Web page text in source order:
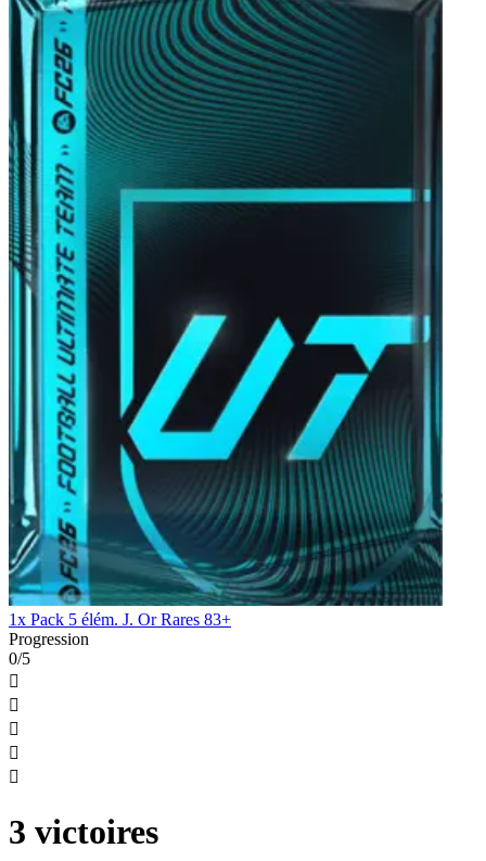
1x Pack 5 élém. J. Or Rares 83+
Progression
0/5





3 victoires